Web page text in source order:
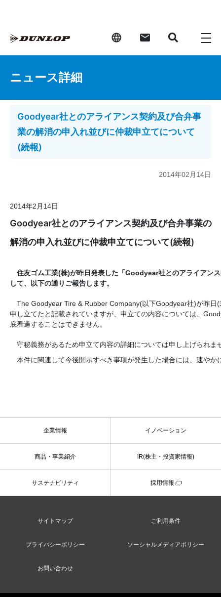
ニュース詳細
Goodyear社とのアライアンス契約及び合弁事
業の解消の申入れ並びに仲裁申立てについて
(続報)
2014年02月14日
2014年2月14日
Goodyear社とのアライアンス契約及び合弁事業の
解消の申入れ並びに仲裁申立てについて(続報)
住友ゴム工業(株)が昨日発表した「Goodyear社とのアライアン
して、以下の通りご報告します。
The Goodyear Tire & Rubber Company(以下Goodyear社)が昨日
申し立てたと記載されていますが、申立ての内容については、
底看過することはできません。
守秘義務があるため申立て内容の詳細については申し上げられま
本件に関連して今後開示すべき事項が発生した場合には、速やか
企業情報 イノベーション
商品・事業紹介 IR(株主・投資家情報)
サステナビリティ 採用情報
サイトマップ ご利用条件
プライバシーポリシー ソーシャルメディアポリシー
お問い合わせ